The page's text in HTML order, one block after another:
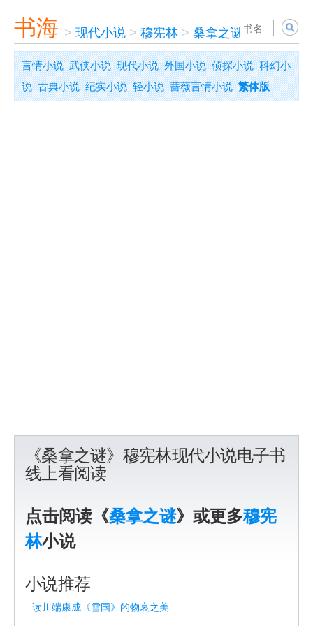
书海 > 现代小说 > 穆宪林 > 桑拿之谜
言情小说 武侠小说 现代小说 外国小说 侦探小说 科幻小
说 古典小说 纪实小说 轻小说 蔷薇言情小说 繁体版
《桑拿之谜》穆宪林现代小说电子书
线上看阅读
点击阅读《桑拿之谜》或更多穆宪
林小说
小说推荐
读川端康成《雪国》的物哀之美